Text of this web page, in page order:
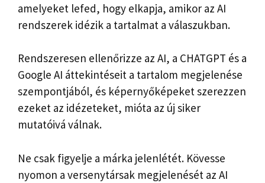
amelyeket lefed, hogy elkapja, amikor az AI
rendszerek idézik a tartalmat a válaszukban.
Rendszeresen ellenőrizze az AI, a CHATGPT és a
Google AI áttekintéseit a tartalom megjelenése
szempontjából, és képernyőképeket szerezzen
ezeket az idézeteket, mióta az új siker
mutatóivá válnak.
Ne csak figyelje a márka jelenlétét. Kövesse
nyomon a versenytársak megjelenését az AI